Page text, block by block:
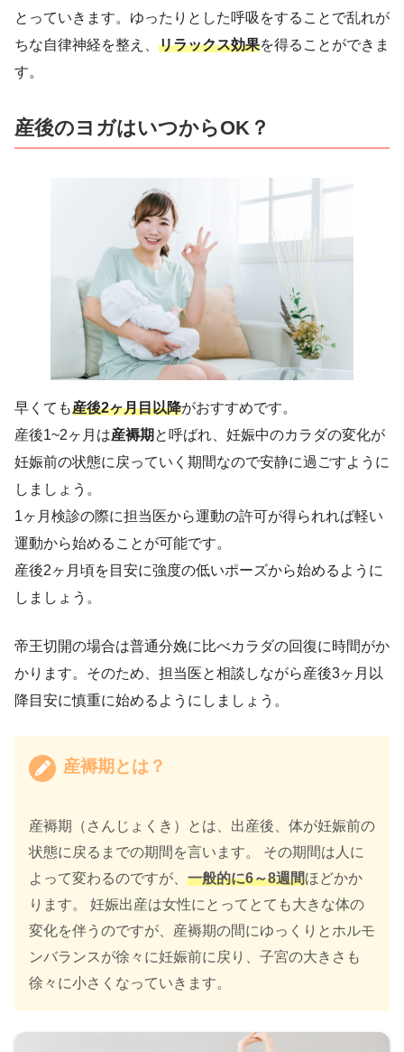
とっていきます。ゆったりとした呼吸をすることで乱れが
ちな自律神経を整え、 リラックス効果を得ることができま
す。
産後のヨガはいつからOK？
早くても産後2ヶ月目以降がおすすめです。
産後1~2ヶ月は産褥期 と呼ばれ、妊娠中のカラダの変化が
妊娠前の状態に戻っていく期間なので安静に過ごすように
しましょう。
1ヶ月検診の際に担当医から運動の許可が得られれば軽い
運動から始めることが可能です。
産後2ヶ月頃を目安に強度の低いポーズから始めるように
しましょう。
帝王切開の場合は普通分娩に比べカラダの回復に時間がか
かります。そのため、担当医と相談しながら産後3ヶ月以
降目安に慎重に始めるようにしましょう。
産褥期とは？
産褥期（さんじょくき）とは、出産後、体が妊娠前の
状態に戻るまでの期間を言います。 その期間は人に
よって変わるのですが、 一般的に6～8週間ほどかか
ります。 妊娠出産は女性にとってとても大きな体の
変化を伴うのですが、産褥期の間にゆっくりとホルモ
ンバランスが徐々に妊娠前に戻り、子宮の大きさも
徐々に小さくなっていきます。